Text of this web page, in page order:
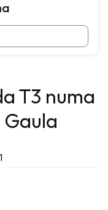
T3 numa